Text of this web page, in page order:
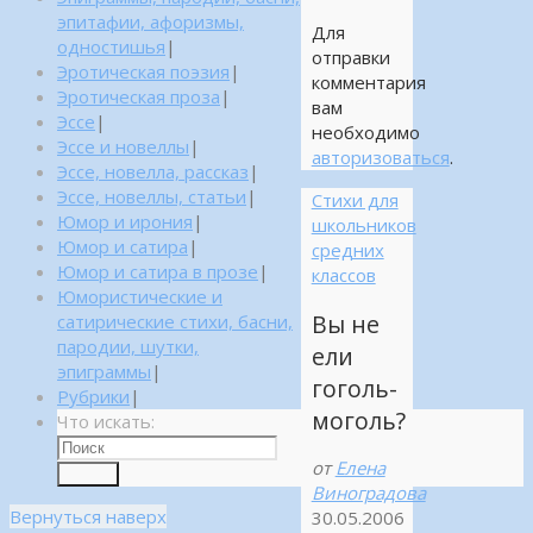
Для
отправки
комментария
вам
необходимо
авторизоваться.
Стихи для
школьников
средних
классов
Вы не
ели
гоголь-
моголь?
от Елена
Виноградова
30.05.2006
эпитафии, афоризмы,
одностишья |
Эротическая поэзия |
Эротическая проза |
Эссе |
Эссе и новеллы |
Эссе, новелла, рассказ |
Эссе, новеллы, статьи |
Юмор и ирония |
Юмор и сатира |
Юмор и сатира в прозе |
Юмористические и
сатирические стихи, басни,
пародии, шутки,
эпиграммы |
Рубрики |
Что искать:
Вернуться наверх